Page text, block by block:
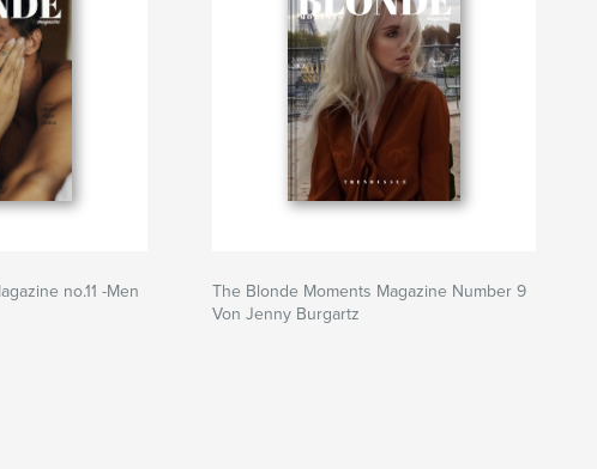
no.11 -Men
The Blonde Moments Magazine Number 9
Von Jenny Burgartz